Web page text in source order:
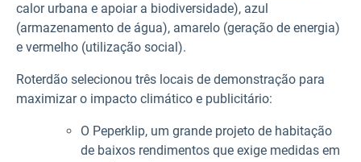
calor urbana e apoiar a biodiversidade), azul
(armazenamento de água), amarelo (geração de energia)
e vermelho (utilização social).
Roterdão selecionou três locais de demonstração para
maximizar o impacto climático e publicitário:
O Peperklip, um grande projeto de habitação
de baixos rendimentos que exige medidas em